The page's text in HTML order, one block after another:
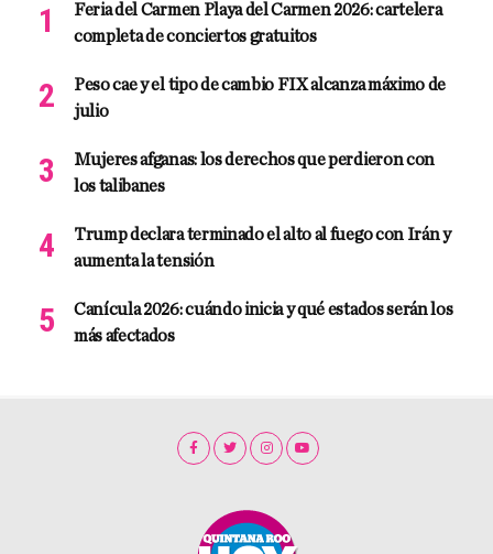
Feria del Carmen Playa del Carmen 2026: cartelera
completa de conciertos gratuitos
Peso cae y el tipo de cambio FIX alcanza máximo de
julio
Mujeres afganas: los derechos que perdieron con
los talibanes
Trump declara terminado el alto al fuego con Irán y
aumenta la tensión
Canícula 2026: cuándo inicia y qué estados serán los
más afectados